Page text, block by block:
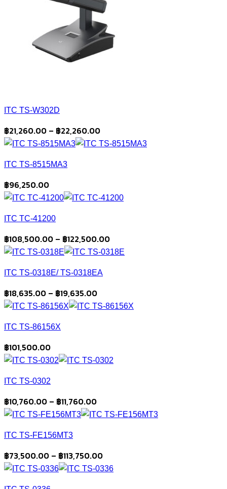
ITC TS-W302D
฿21,260.00 – ฿22,260.00Price
range:
ITC TS-8515MA3
฿96,250.00
ITC TC-41200
฿108,500.00 – ฿122,500.00Price
range:
ITC TS-0318E/ TS-0318EA
฿18,635.00 – ฿19,635.00Price
range:
ITC TS-86156X
฿101,500.00
ITC TS-0302
฿10,760.00 – ฿11,760.00Price
range:
฿11,760.00
ITC TS-FE156MT3
฿73,500.00 – ฿113,750.00Price
range: